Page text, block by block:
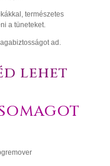
természetes
a tüneteket.
ad.
lehet